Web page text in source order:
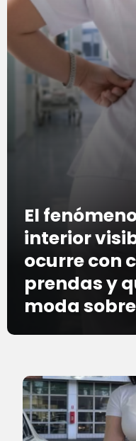
El
interior
ocurre con
prendas y
moda